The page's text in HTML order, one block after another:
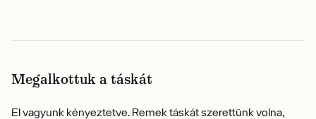
Megalkottuk a táskát
El vagyunk kényeztetve. Remek táskát szerettünk volna,